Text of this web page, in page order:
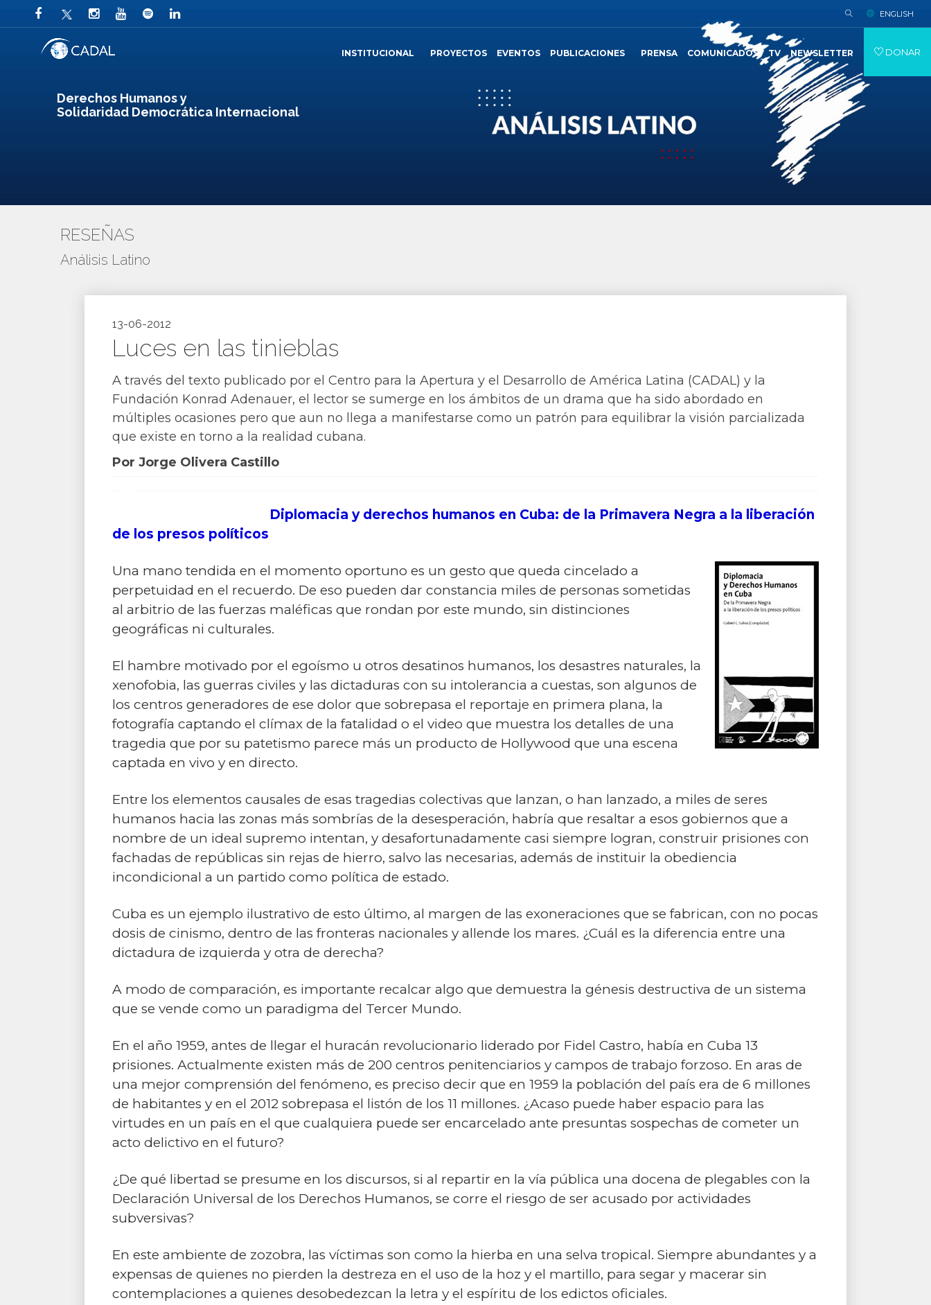
Derechos Humanos y
Solidaridad Democrática Internacional
ENGLISH
INSTITUCIONAL PROYECTOS EVENTOS PUBLICACIONES PRENSA COMUNICADOS TV NEWSLETTER DONAR
RESEÑAS
Análisis Latino
13-06-2012
Luces en las tinieblas
A través del texto publicado por el Centro para la Apertura y el Desarrollo de América Latina (CADAL) y la
Fundación Konrad Adenauer, el lector se sumerge en los ámbitos de un drama que ha sido abordado en
múltiples ocasiones pero que aun no llega a manifestarse como un patrón para equilibrar la visión parcializada
que existe en torno a la realidad cubana.
Por Jorge Olivera Castillo
Diplomacia y derechos humanos en Cuba: de la Primavera Negra a la liberación
de los presos políticos
Una mano tendida en el momento oportuno es un gesto que queda cincelado a
perpetuidad en el recuerdo. De eso pueden dar constancia miles de personas sometidas
al arbitrio de las fuerzas maléficas que rondan por este mundo, sin distinciones
geográficas ni culturales.
El hambre motivado por el egoísmo u otros desatinos humanos, los desastres naturales, la
xenofobia, las guerras civiles y las dictaduras con su intolerancia a cuestas, son algunos de
los centros generadores de ese dolor que sobrepasa el reportaje en primera plana, la
fotografía captando el clímax de la fatalidad o el video que muestra los detalles de una
tragedia que por su patetismo parece más un producto de Hollywood que una escena
captada en vivo y en directo.
Entre los elementos causales de esas tragedias colectivas que lanzan, o han lanzado, a miles de seres
humanos hacia las zonas más sombrías de la desesperación, habría que resaltar a esos gobiernos que a
nombre de un ideal supremo intentan, y desafortunadamente casi siempre logran, construir prisiones con
fachadas de repúblicas sin rejas de hierro, salvo las necesarias, además de instituir la obediencia
incondicional a un partido como política de estado.
Cuba es un ejemplo ilustrativo de esto último, al margen de las exoneraciones que se fabrican, con no pocas
dosis de cinismo, dentro de las fronteras nacionales y allende los mares. ¿Cuál es la diferencia entre una
dictadura de izquierda y otra de derecha?
A modo de comparación, es importante recalcar algo que demuestra la génesis destructiva de un sistema
que se vende como un paradigma del Tercer Mundo.
En el año 1959, antes de llegar el huracán revolucionario liderado por Fidel Castro, había en Cuba 13
prisiones. Actualmente existen más de 200 centros penitenciarios y campos de trabajo forzoso. En aras de
una mejor comprensión del fenómeno, es preciso decir que en 1959 la población del país era de 6 millones
de habitantes y en el 2012 sobrepasa el listón de los 11 millones. ¿Acaso puede haber espacio para las
virtudes en un país en el que cualquiera puede ser encarcelado ante presuntas sospechas de cometer un
acto delictivo en el futuro?
¿De qué libertad se presume en los discursos, si al repartir en la vía pública una docena de plegables con la
Declaración Universal de los Derechos Humanos, se corre el riesgo de ser acusado por actividades
subversivas?
En este ambiente de zozobra, las víctimas son como la hierba en una selva tropical. Siempre abundantes y a
expensas de quienes no pierden la destreza en el uso de la hoz y el martillo, para segar y macerar sin
contemplaciones a quienes desobedezcan la letra y el espíritu de los edictos oficiales.